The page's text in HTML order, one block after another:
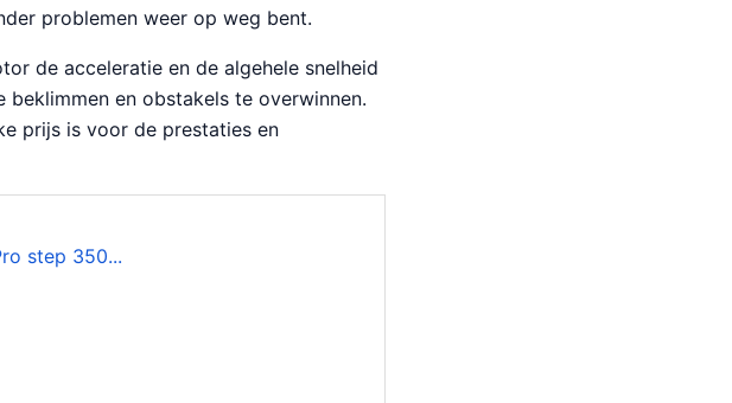
problemen weer op weg bent.
de acceleratie en de algehele snelheid
en obstakels te overwinnen.
prijs is voor de prestaties en